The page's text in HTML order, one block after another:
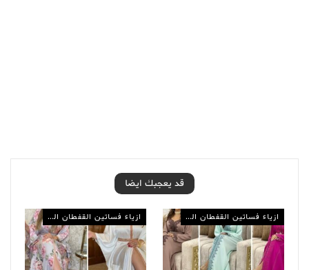
قد يعجبك ايضا
ازياء فساتين القفطان المغربي ازياء فساتين القفطان المغربي